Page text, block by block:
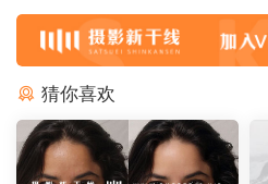
猜你喜欢